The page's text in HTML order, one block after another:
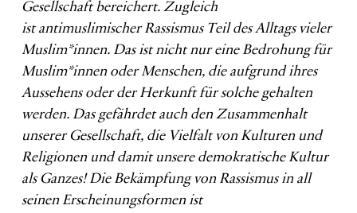
Gesellschaft bereichert. Zugleich
ist antimuslimischer Rassismus Teil des Alltags vieler
Muslim*innen. Das ist nicht nur eine Bedrohung für
Muslim*innen oder Menschen, die aufgrund ihres
Aussehens oder der Herkunft für solche gehalten
werden. Das gefährdet auch den Zusammenhalt
unserer Gesellschaft, die Vielfalt von Kulturen und
Religionen und damit unsere demokratische Kultur
als Ganzes! Die Bekämpfung von Rassismus in all
seinen Erscheinungsformen ist